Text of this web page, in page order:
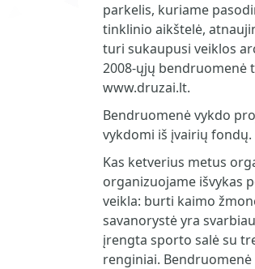
parkelis, kuriame
tinklinio aikštelė,
turi sukaupusi veiklos
2008-ųjų bendruomenė
www.druzai.lt.
Bendruomenė vykdo
vykdomi iš įvairių fondų.
Kas ketverius metus
organizuojame išvykas
veikla: burti kaimo
savanorystė yra
įrengta sporto salė su
renginiai.